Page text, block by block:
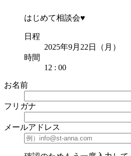
はじめて相談会♥
日程
2025年9月22日（月）
時間
12 : 00
お名前
フリガナ
メールアドレス